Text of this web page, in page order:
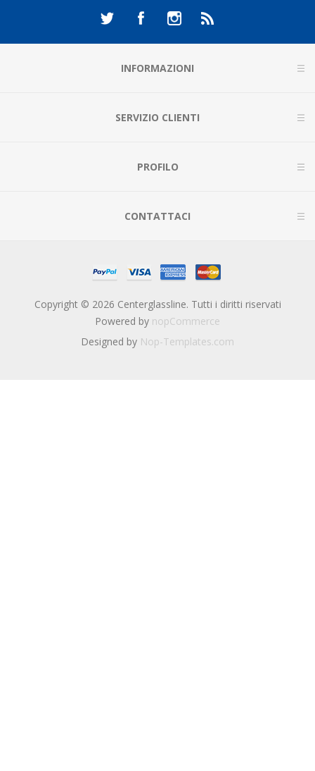
INFORMAZIONI
SERVIZIO CLIENTI
PROFILO
CONTATTACI
Copyright © 2026 Centerglassline. Tutti i diritti riservati
Powered by nopCommerce
Designed by Nop-Templates.com